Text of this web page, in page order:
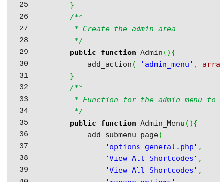
25
26
27
28
29
30
31
32
33
34
35
36
37
38
39
}
/**
	 */
public
function Admin ( ) {
		add_action
( 'admin_menu' ,
}
/**
	 */
public
function Admin_Menu ( ) {
		add_submenu_page
(
'options-general.php' ,
'View All Shortcodes' ,
'View All Shortcodes' ,